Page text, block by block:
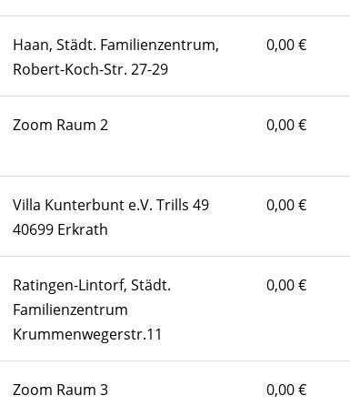
Haan, Städt. Familienzentrum,
Robert-Koch-Str. 27-29
0,00 €
Zoom Raum 2 0,00 €
Villa Kunterbunt e.V. Trills 49
40699 Erkrath
0,00 €
Ratingen-Lintorf, Städt.
Familienzentrum
Krummenwegerstr.11
0,00 €
Zoom Raum 3 0,00 €